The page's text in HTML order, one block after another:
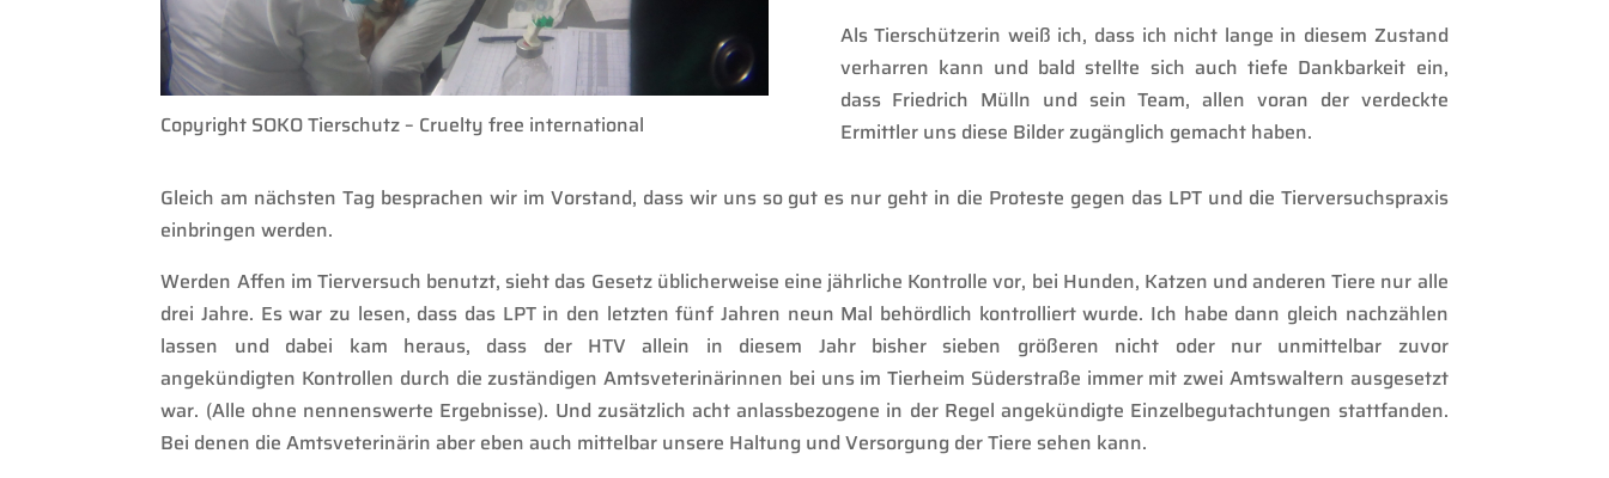
Copyright SOKO Tierschutz – Cruelty free international
Als Tierschützerin weiß ich, dass ich nicht lange in diesem Zustand
verharren kann und bald stellte sich auch tiefe Dankbarkeit ein,
dass Friedrich Mülln und sein Team, allen voran der verdeckte
Ermittler uns diese Bilder zugänglich gemacht haben.
Gleich am nächsten Tag besprachen wir im Vorstand, dass wir uns so gut es nur geht in die Proteste gegen das LPT und die Tierversuchspraxis
einbringen werden.
Werden Affen im Tierversuch benutzt, sieht das Gesetz üblicherweise eine jährliche Kontrolle vor, bei Hunden, Katzen und anderen Tiere nur alle
drei Jahre. Es war zu lesen, dass das LPT in den letzten fünf Jahren neun Mal behördlich kontrolliert wurde. Ich habe dann gleich nachzählen
lassen und dabei kam heraus, dass der HTV allein in diesem Jahrbisher sieben größeren nicht oder nur unmittelbar zuvor
angekündigten Kontrollen durch die zuständigen Amtsveterinärinnen bei uns im Tierheim Süderstraße immer mit zwei Amtswaltern ausgesetzt
war. (Alle ohne nennenswerte Ergebnisse). Und zusätzlich acht anlassbezogene in der Regel angekündigte Einzelbegutachtungen stattfanden.
Bei denen die Amtsveterinärin aber eben auch mittelbar unsere Haltung und Versorgung der Tiere sehen kann.